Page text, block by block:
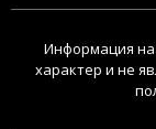
Информация на
характер и не